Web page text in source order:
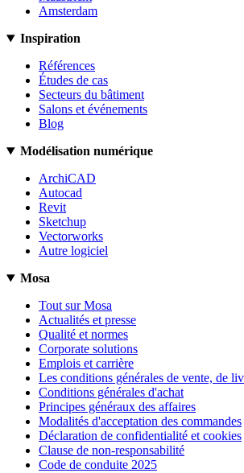
Amsterdam
Inspiration
Références
Études de cas
Secteurs du bâtiment
Salons et événements
Blog
Modélisation numérique
ArchiCAD
Autocad
Revit
Sketchup
Vectorworks
Autre logiciel
Mosa
Tout sur Mosa
Actualités et presse
Qualité et normes
Corporate solutions
Emplois et carrière
Les conditions générales de vente, de
Conditions générales d'achat
Principes généraux des affaires
Modalités d'acceptation des commandes
Déclaration de confidentialité et cookies
Clause de non-responsabilité
Code de conduite 2025